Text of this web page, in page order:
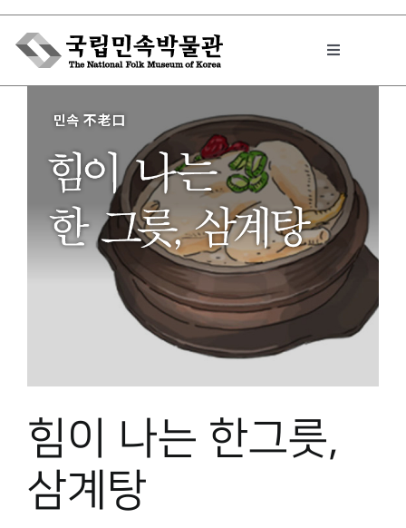
Skip
content
Toggle
박물관에서는
민속이야기
박물관 홈페이지
힘이 나는 한그릇,
삼계탕